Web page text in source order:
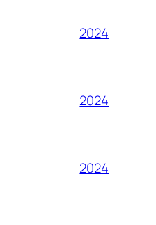
2024
2024
2024